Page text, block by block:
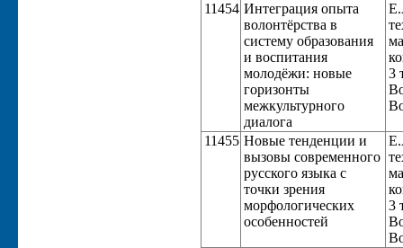
11454 Интеграция опыта
волонтёрства в
систему образования
и воспитания
молодёжи: новые
горизонты
межкультурного
диалога
3
11455 Новые тенденции и
вызовы современного
русского языка с
точки зрения
морфологических
особенностей
3